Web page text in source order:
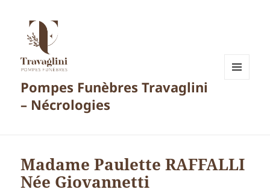
Pompes Funèbres Travaglini
– Nécrologies
Madame Paulette RAFFALLI
Née Giovannetti